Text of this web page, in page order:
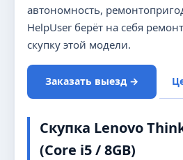
автономность,
HelpUser берёт на себя
скупку этой модели.
Заказать выезд →
Скупка Lenovo
(Core i5 / 8GB)